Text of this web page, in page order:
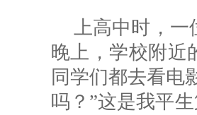
上高中时，一
晚上，学校附近
同学们都去看电
吗？”这是我平